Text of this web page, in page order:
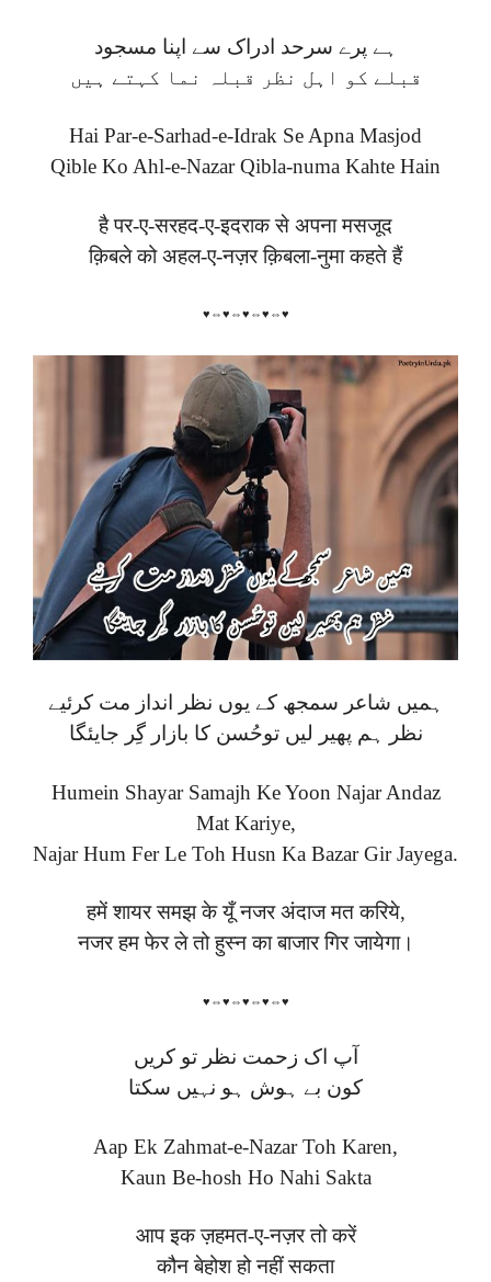
ہے پرے سرحد ادراک سے اپنا مسجود
قبلے کو اہل نظر قبلہ نما کہتے ہیں
Hai Par-e-Sarhad-e-Idrak Se Apna Masjod
Qible Ko Ahl-e-Nazar Qibla-numa Kahte Hain
है पर-ए-सरहद-ए-इदराक से अपना मसजूद
क़िबले को अहल-ए-नज़र क़िबला-नुमा कहते हैं
♥⇔♥⇔♥⇔♥⇔♥
ہمیں شاعر سمجھ کے یوں نظر انداز مت کرئیے
نظر ہم پھیر لیں توحُسن کا بازار گِر جایئگا
Humein Shayar Samajh Ke Yoon Najar Andaz
Mat Kariye,
Najar Hum Fer Le Toh Husn Ka Bazar Gir Jayega.
हमें शायर समझ के यूँ नजर अंदाज मत करिये,
नजर हम फेर ले तो हुस्न का बाजार गिर जायेगा।
♥⇔♥⇔♥⇔♥⇔♥
آپ اک زحمت نظر تو کریں
کون بے ہوش ہو نہیں سکتا
Aap Ek Zahmat-e-Nazar Toh Karen,
Kaun Be-hosh Ho Nahi Sakta
आप इक ज़हमत-ए-नज़र तो करें
कौन बेहोश हो नहीं सकता